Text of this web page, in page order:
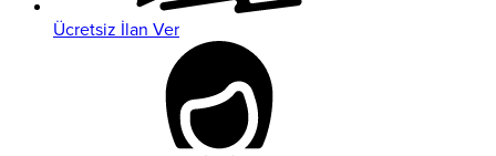
Ücretsiz İlan Ver